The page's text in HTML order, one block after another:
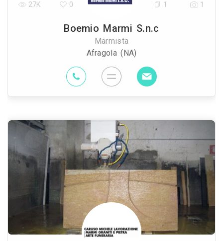
Boemio Marmi S.n.c
Marmista
Afragola (NA)
27K 0 1 1